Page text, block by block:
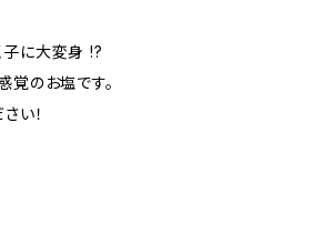
子に大変身 !?
覚のお塩です。
い！